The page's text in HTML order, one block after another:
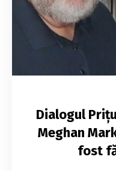
Dialogul
Meghan
fost